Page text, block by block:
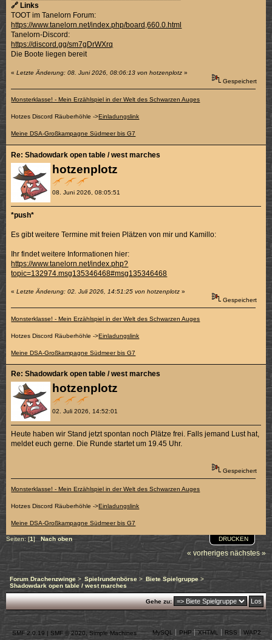
🔗 Links
TOOT im Tanelorn Forum:
https://www.tanelorn.net/index.php/board,660.0.html
Tanelorn-Discord:
https://discord.gg/sm7gDrWXrq
Die Boote liegen bereit
«Letzte Änderung: 08. Juni 2026, 08:06:13 von hotzenplotz »
Gespeichert
Monsterklasse! - Mein Erzählspiel in der Welt des Schwarzen Auges
Hotzes Discord Räuberhöhle ->Einladungslink
Meine DSA-Großkampagne Südmeer bis G7
hotzenplotz
08. Juni 2026, 08:05:51
Re: Shadowdark open table / west marches
*push*
Es gibt weitere Termine mit freien Plätzen von mir und Kamillo:
Ihr findet weitere Informationen hier:
https://www.tanelorn.net/index.php?
topic=132974.msg135346468#msg135346468
«Letzte Änderung: 02. Juli 2026, 14:51:25 von hotzenplotz »
Gespeichert
Monsterklasse! - Mein Erzählspiel in der Welt des Schwarzen Auges
Hotzes Discord Räuberhöhle ->Einladungslink
Meine DSA-Großkampagne Südmeer bis G7
hotzenplotz
02. Juli 2026, 14:52:01
Re: Shadowdark open table / west marches
Heute haben wir Stand jetzt spontan noch Plätze frei. Falls jemand Lust hat,
meldet euch gerne. Die Runde startet um 19.45 Uhr.
Gespeichert
Monsterklasse! - Mein Erzählspiel in der Welt des Schwarzen Auges
Hotzes Discord Räuberhöhle ->Einladungslink
Meine DSA-Großkampagne Südmeer bis G7
DRUCKEN
Seiten: [1] Nach oben
« vorheriges nächstes »
Forum Drachenzwinge > Spielrundenbörse > Biete Spielgruppe>
Shadowdark open table / west marches
Gehe zu:
SMF 2.0.19 SMF © 2020, Simple Machines MySQL PHP XHTML RSS WAP2